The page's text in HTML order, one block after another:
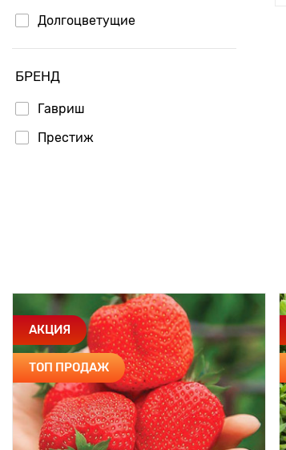
Долгоцветущие
БРЕНД
Гавриш
Престиж
АКЦИЯ
ТОП ПРОДАЖ